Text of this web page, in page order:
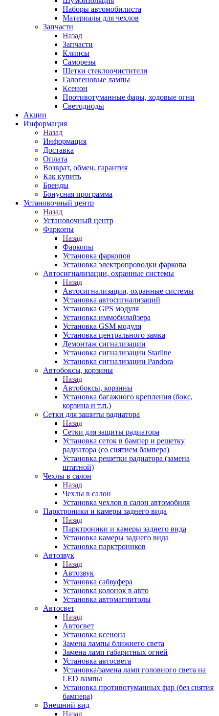
Наборы автомобилиста
Материалы для чехлов
Запчасти
Назад
Запчасти
Клипсы
Саморезы
Щетки стеклоочистителя
Галогеновые лампы
Ксенон
Противотуманные фары, ходовые огни
Светодиоды
Акции
Информация
Назад
Информация
Доставка
Оплата
Возврат, обмен, гарантия
Как купить
Бренды
Бонусная программа
Установочный центр
Назад
Установочный центр
Фаркопы
Назад
Фаркопы
Установка фаркопов
Установка электропроводки фаркопа
Автосигнализации, охранные системы
Назад
Автосигнализации, охранные системы
Установка автосигнализаций
Установка GPS модуля
Установка иммобилайзера
Установка GSM модуля
Установка центрального замка
Демонтаж сигнализации
Установка сигнализации Starline
Установка сигнализации Pandora
Автобоксы, корзины
Назад
Автобоксы, корзины
Установка багажного крепления (бокс,
корзина и т.п.)
Сетки для защиты радиатора
Назад
Сетки для защиты радиатора
Установка сеток в бампер и решетку
радиатора (со снятием бампера)
Установка решетки радиатора (замена
штатной)
Чехлы в салон
Назад
Чехлы в салон
Установка чехлов в салон автомобиля
Парктроники и камеры заднего вида
Назад
Парктроники и камеры заднего вида
Установка камеры заднего вида
Установка парктроников
Автозвук
Назад
Автозвук
Установка сабвуфера
Установка колонок в авто
Установка автомагнитолы
Автосвет
Назад
Автосвет
Установка ксенона
Замена лампы ближнего света
Замена ламп габаритных огней
Установка автосвета
Установка/замена ламп головного света на
LED лампы
Установка противотуманных фар (без снятия
бампера)
Внешний вид
Назад